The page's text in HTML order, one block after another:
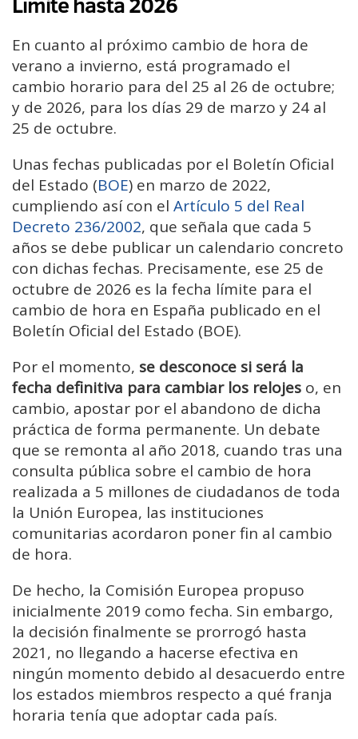
En cuanto al próximo cambio de hora de
verano a invierno, está programado el
cambio horario para del 25 al 26 de octubre;
y de 2026, para los días 29 de marzo y 24 al
25 de octubre.
Unas fechas publicadas por el Boletín Oficial
del Estado (BOE) en marzo de 2022,
cumpliendo así con el Artículo 5 del Real
Decreto 236/2002, que señala que cada 5
años se debe publicar un calendario concreto
con dichas fechas. Precisamente, ese 25 de
octubre de 2026 es la fecha límite para el
cambio de hora en España publicado en el
Boletín Oficial del Estado (BOE).
Por el momento, se desconoce si será la
fecha definitiva para cambiar los relojes o, en
cambio, apostar por el abandono de dicha
práctica de forma permanente. Un debate
que se remonta al año 2018, cuando tras una
consulta pública sobre el cambio de hora
realizada a 5 millones de ciudadanos de toda
la Unión Europea, las instituciones
comunitarias acordaron poner fin al cambio
de hora.
De hecho, la Comisión Europea propuso
inicialmente 2019 como fecha. Sin embargo,
la decisión finalmente se prorrogó hasta
2021, no llegando a hacerse efectiva en
ningún momento debido al desacuerdo entre
los estados miembros respecto a qué franja
horaria tenía que adoptar cada país.